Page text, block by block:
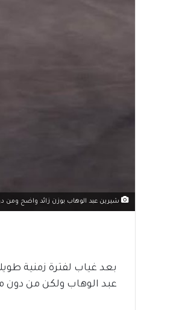
شيرين عبد الوهاب بوزن زائد واضح ومن
بعد غياب لفترة زمنية
عبد الوهاب ولكن من دون